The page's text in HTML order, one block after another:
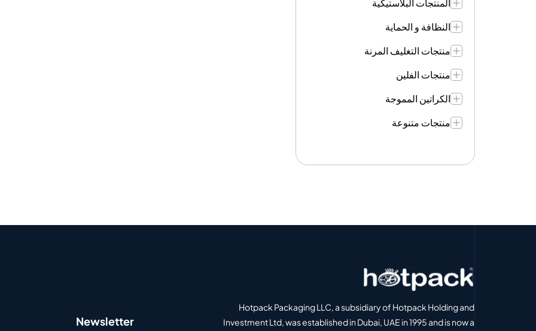
المنتجات البلاستيكية
النظافة و الحماية
منتجات التغليف المرنة
منتجات الفلين
الكراتين المموجة
منتجات متنوعة
Hotpack Packaging LLC, a subsidiary of Hotpack Holding and
Investment Ltd, was established in Dubai, UAE in 1995 and is now a
Newsletter